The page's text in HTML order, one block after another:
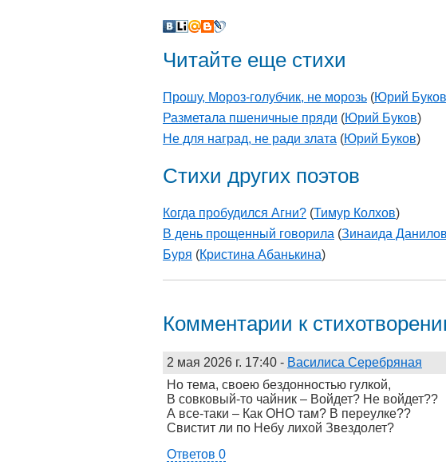
Читайте еще стихи
Прошу, Мороз-голубчик, не морозь (Юрий Буков
Разметала пшеничные пряди (Юрий Буков)
Не для наград, не ради злата (Юрий Буков)
Стихи других поэтов
Когда пробудился Агни? (Тимур Колхов)
В день прощенный говорила (Зинаида
Буря (Кристина Абанькина)
Комментарии к
2 мая 2026 г. 17:40 - Василиса Серебряная
Но тема, своею бездонностью гулкой,
В совковый-то чайник – Войдет? Не войдет??
А все-таки – Как ОНО там? В переулке??
Свистит ли по Небу лихой Звездолет?
Ответов 0